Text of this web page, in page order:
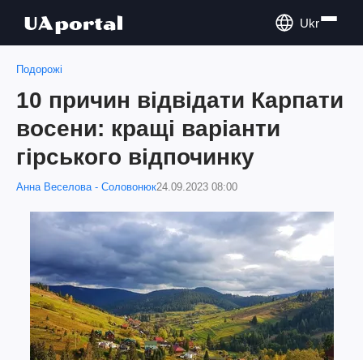
Ukr
Подорожі
10 причин відвідати Карпати
восени: кращі варіанти
гірського відпочинку
Анна Веселова - Соловонюк24.09.2023 08:00